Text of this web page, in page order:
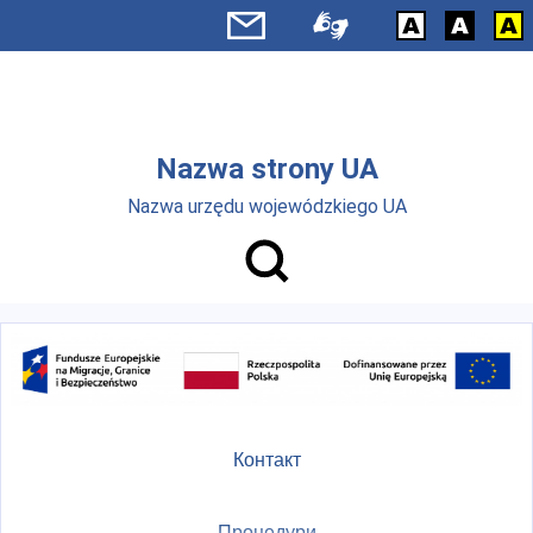
Перейти до основного вмісту
Nazwa strony UA
Nazwa urzędu wojewódzkiego UA
Контакт